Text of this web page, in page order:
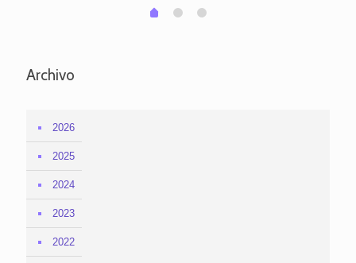
0 1 2
Archivo
2026
2025
2024
2023
2022